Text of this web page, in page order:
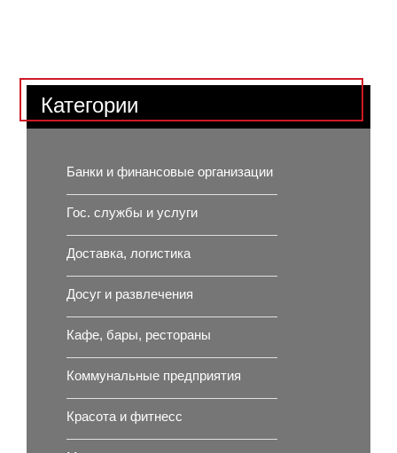
Категории
Банки и финансовые организации
Гос. службы и услуги
Доставка, логистика
Досуг и развлечения
Кафе, бары, рестораны
Коммунальные предприятия
Красота и фитнесс